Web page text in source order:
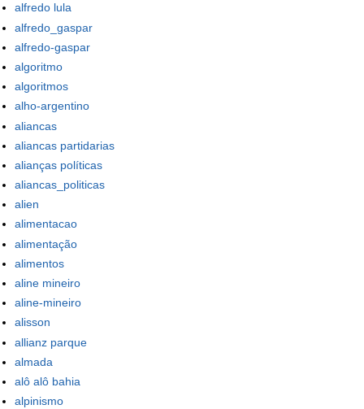
alfredo lula
alfredo_gaspar
alfredo-gaspar
algoritmo
algoritmos
alho-argentino
aliancas
aliancas partidarias
alianças políticas
aliancas_politicas
alien
alimentacao
alimentação
alimentos
aline mineiro
aline-mineiro
alisson
allianz parque
almada
alô alô bahia
alpinismo